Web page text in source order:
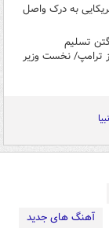
به درک واصل
تسلیم
ترامپ/ نخست وزیر
آهنگ های جدید